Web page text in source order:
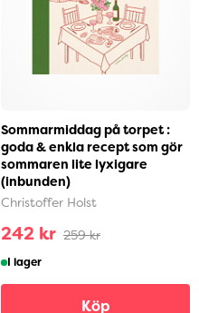
Sommarmiddag på torpet :
goda & enkla recept som gör
sommaren lite lyxigare
(inbunden)
Christoffer Holst
242 kr 259 kr
I lager
Köp